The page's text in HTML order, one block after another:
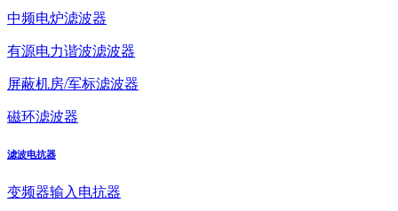
中频电炉滤波器
有源电力谐波滤波器
屏蔽机房/军标滤波器
磁环滤波器
滤波电抗器
变频器输入电抗器